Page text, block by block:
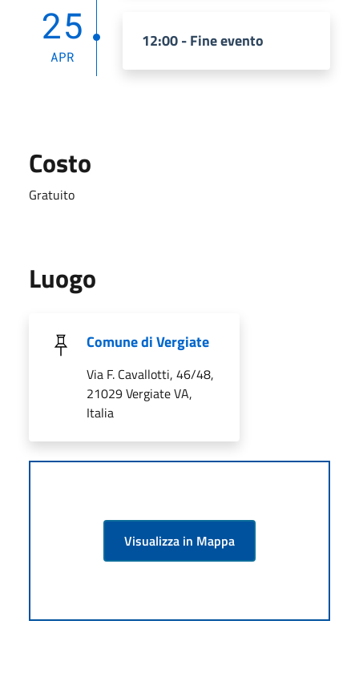
25
APR
12:00 - Fine evento
Costo
Gratuito
Luogo
Comune di Vergiate
Via F. Cavallotti, 46/48,
21029 Vergiate VA,
Italia
Visualizza in Mappa